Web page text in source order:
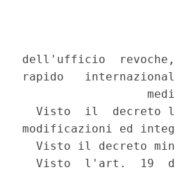
dell'ufficio
rapido
Visto  il  decreto
modificazioni ed
Visto il decreto
Visto  l'art.  19